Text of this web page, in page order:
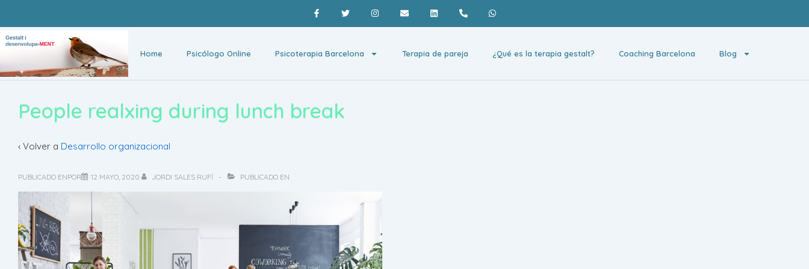
Home Psicólogo Online Psicoterapia Barcelona Terapia de pareja ¿Qué es la terapia gestalt? Coaching Barcelona Blog
People realxing during lunch break
‹ Volver a Desarrollo organizacional
PUBLICADO ENPOR 12 MAYO, 2020 JORDI SALES RUFÍ PUBLICADO EN